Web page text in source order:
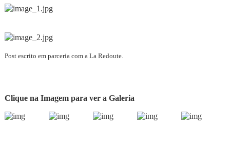
Post escrito em parceria com a La Redoute.
Clique na Imagem para ver a Galeria